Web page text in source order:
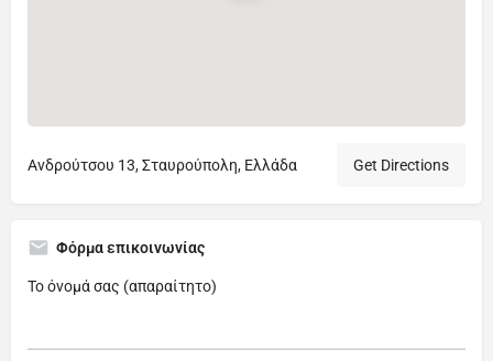
Ανδρούτσου 13, Σταυρούπολη, Ελλάδα Get Directions
Φόρμα επικοινωνίας
Το όνομά σας (απαραίτητο)